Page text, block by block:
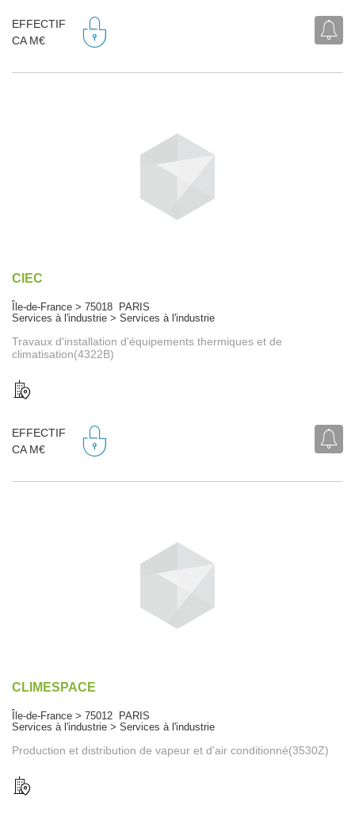
EFFECTIF
CA M€
CIEC
Île-de-France > 75018 PARIS
Services à l'industrie > Services à l'industrie
Travaux d'installation d'équipements thermiques et de
climatisation(4322B)
EFFECTIF
CA M€
CLIMESPACE
Île-de-France > 75012 PARIS
Services à l'industrie > Services à l'industrie
Production et distribution de vapeur et d'air conditionné(3530Z)